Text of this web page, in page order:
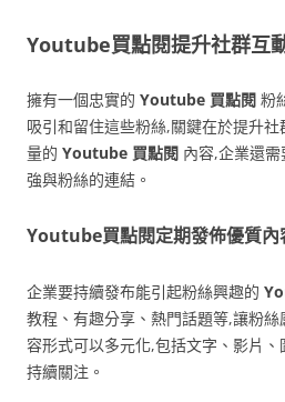
Youtube買點閱提升社群互
擁有一個忠實的 Youtube 買點閱 粉
吸引和留住這些粉絲,關鍵在於提升
量的 Youtube 買點閱 內容,企業還
強與粉絲的連結。
Youtube買點閱定期發佈優質內
企業要持續發布能引起粉絲興趣的
教程、有趣分享、熱門話題等,讓粉
容形式可以多元化,包括文字、影片
持續關注。